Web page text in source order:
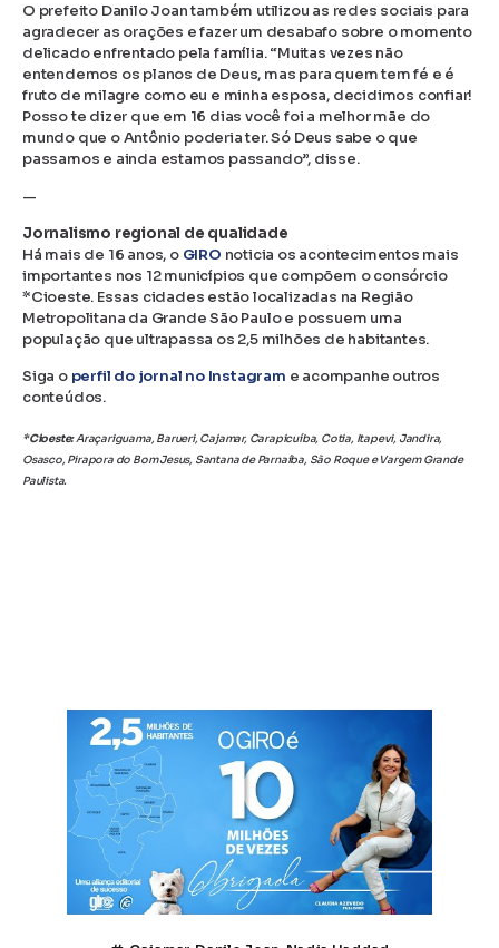
O prefeito Danilo Joan também utilizou as redes sociais para
agradecer as orações e fazer um desabafo sobre o momento
delicado enfrentado pela família. “Muitas vezes não
entendemos os planos de Deus, mas para quem tem fé e é
fruto de milagre como eu e minha esposa, decidimos confiar!
Posso te dizer que em 16 dias você foi a melhor mãe do
mundo que o Antônio poderia ter. Só Deus sabe o que
passamos e ainda estamos passando”, disse.
—
Jornalismo regional de qualidade
Há mais de 16 anos, o GIRO noticia os acontecimentos mais
importantes nos 12 municípios que compõem o consórcio
*Cioeste. Essas cidades estão localizadas na Região
Metropolitana da Grande São Paulo e possuem uma
população que ultrapassa os 2,5 milhões de habitantes.
Siga o perfil do jornal no Instagram e acompanhe outros
conteúdos.
*Cioeste:Araçariguama, Barueri, Cajamar, Carapicuíba, Cotia, Itapevi, Jandira,
Osasco, Pirapora do Bom Jesus, Santana de Parnaíba, São Roque e Vargem Grande
Paulista.